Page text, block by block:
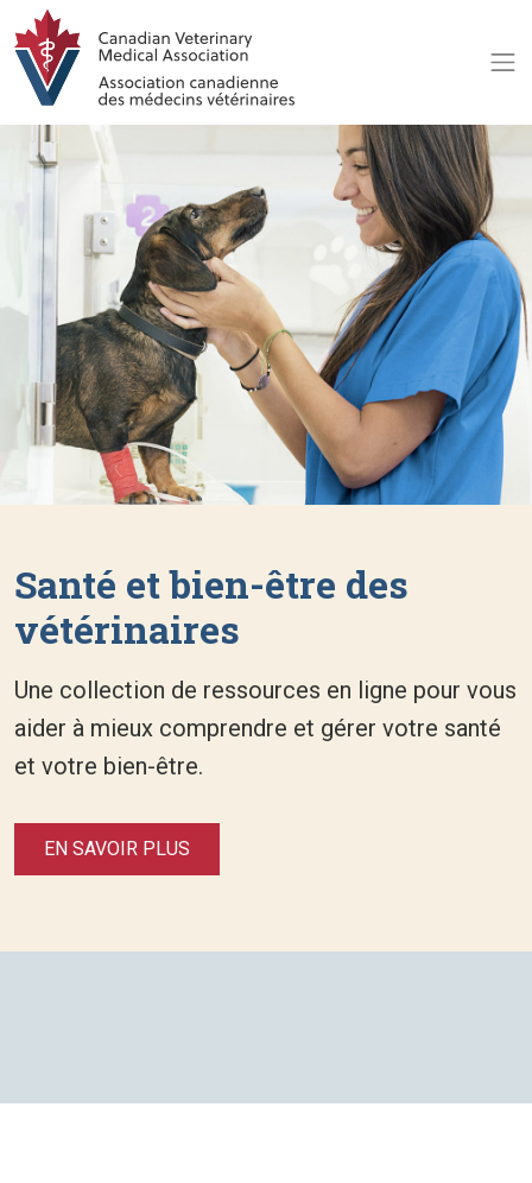
Santé et bien-être des
vétérinaires
Une collection de ressources en ligne pour vous
aider à mieux comprendre et gérer votre santé
et votre bien-être.
EN SAVOIR PLUS